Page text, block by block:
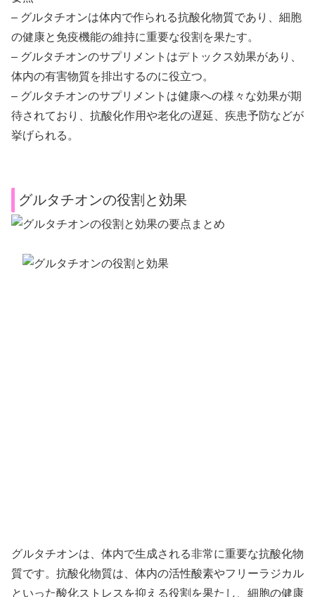
– グルタチオンは体内で作られる抗酸化物質であり、細胞
の健康と免疫機能の維持に重要な役割を果たす。
– グルタチオンのサプリメントはデトックス効果があり、
体内の有害物質を排出するのに役立つ。
– グルタチオンのサプリメントは健康への様々な効果が期
待されており、抗酸化作用や老化の遅延、疾患予防などが
挙げられる。
グルタチオンの役割と効果
グルタチオンは、体内で生成される非常に重要な抗酸化物
質です。抗酸化物質は、体内の活性酸素やフリーラジカル
といった酸化ストレスを抑える役割を果たし、細胞の健康